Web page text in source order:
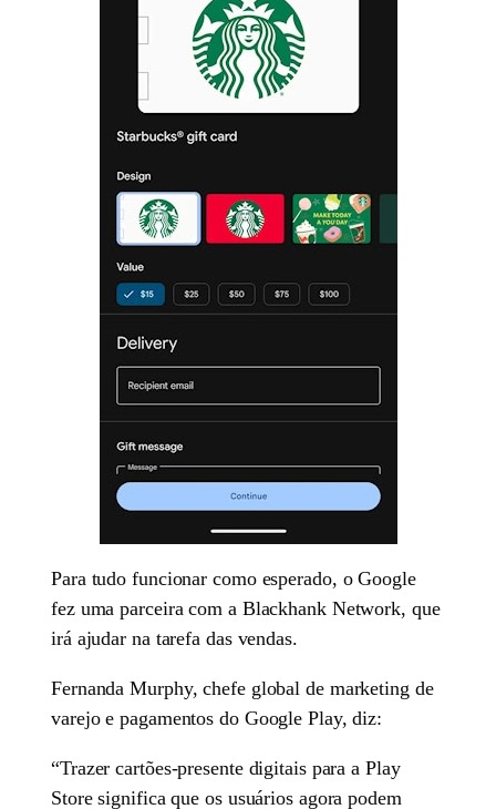
Para tudo funcionar como esperado, o Google
fez uma parceira com a Blackhank Network, que
irá ajudar na tarefa das vendas.
Fernanda Murphy, chefe global de marketing de
varejo e pagamentos do Google Play, diz:
“Trazer cartões-presente digitais para a Play
Store significa que os usuários agora podem